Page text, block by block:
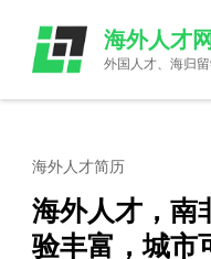
content
(Press
海外人才
外国人才、海归
海外人才简历
海外人才，南
验丰富，城市